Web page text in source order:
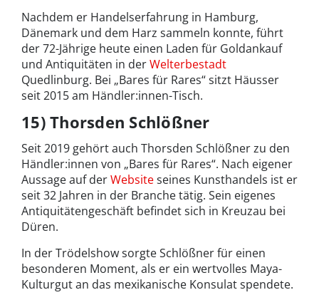
Nachdem er Handelserfahrung in Hamburg,
Dänemark und dem Harz sammeln konnte, führt
der 72-Jährige heute einen Laden für Goldankauf
und Antiquitäten in derWelterbestadt
Quedlinburg. Bei „Bares für Rares“ sitzt Häusser
seit 2015 am Händler:innen-Tisch.
15) Thorsden Schlößner
Seit 2019 gehört auch Thorsden Schlößner zu den
Händler:innen von „Bares für Rares“. Nach eigener
Aussage auf derWebsiteseines Kunsthandels ist er
seit 32 Jahren in der Branche tätig. Sein eigenes
Antiquitätengeschäft befindet sich in Kreuzau bei
Düren.
In der Trödelshow sorgte Schlößner für einen
besonderen Moment, als er ein wertvolles Maya-
Kulturgut an das mexikanische Konsulat spendete.